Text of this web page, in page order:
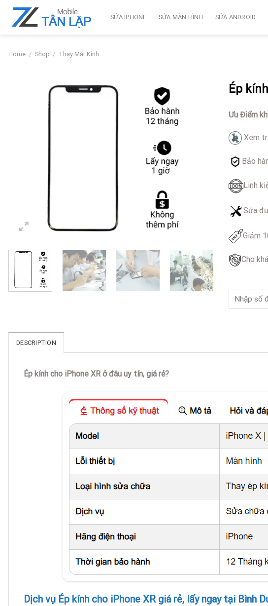
Skip
SỬA IPHONE SỬA MÀN HÌNH SỬA ANDROID
Home / Shop / Thay Mặt Kính
Ép
Ưu Điểm
Xem
Bảo
Linh
Sửa
Giảm
Cho
DESCRIPTION
Ép kính cho iPhone XR ở đâu uy tín, giá rẻ?
Dịch vụ Ép kính cho iPhone XR giá rẻ, lấy ngay tại Bình